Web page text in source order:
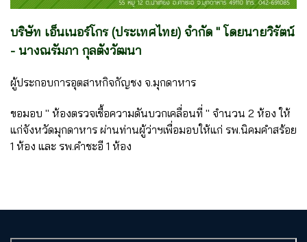
บริษัท เอ็นเนอร์โกร (ประเทศไทย) จำกัด " โดยนายวิรัตน์
- นางณรัมภา กุลตังวัฒนา
ผู้ประกอบการอุตสาหกิจกัญชง จ.มุกดาหาร
ขอมอบ " ห้องตรวจเชื้อความดันบวกเคลื่อนที่ " จำนวน 2 ห้อง ให้
แก่จังหวัดมุกดาหาร ผ่านท่านผู้ว่าฯเพื่อมอบให้แก่ รพ.นิคมคำสร้อย
1 ห้อง และ รพ.คำชะอี 1 ห้อง